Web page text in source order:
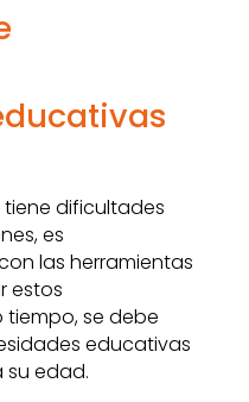
dificultades
es
las herramientas
estos
tiempo, se debe
educativas
su edad.